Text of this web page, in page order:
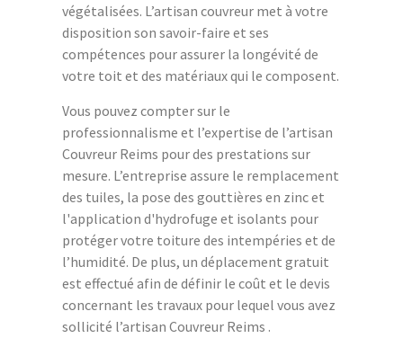
végétalisées. L’artisan couvreur met à votre
disposition son savoir-faire et ses
compétences pour assurer la longévité de
votre toit et des matériaux qui le composent.
Vous pouvez compter sur le
professionnalisme et l’expertise de l’artisan
Couvreur Reims pour des prestations sur
mesure. L’entreprise assure le remplacement
des tuiles, la pose des gouttières en zinc et
l'application d'hydrofuge et isolants pour
protéger votre toiture des intempéries et de
l’humidité. De plus, un déplacement gratuit
est effectué afin de définir le coût et le devis
concernant les travaux pour lequel vous avez
sollicité l’artisan Couvreur Reims .